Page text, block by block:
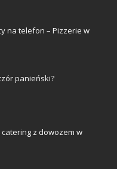
na telefon – Pizzerie w
panieński?
catering z dowozem w